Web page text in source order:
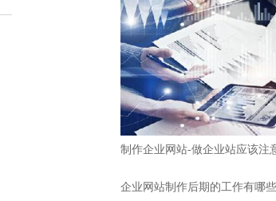
制作企业网站-做企业站应该注
企业网站制作后期的工作有哪